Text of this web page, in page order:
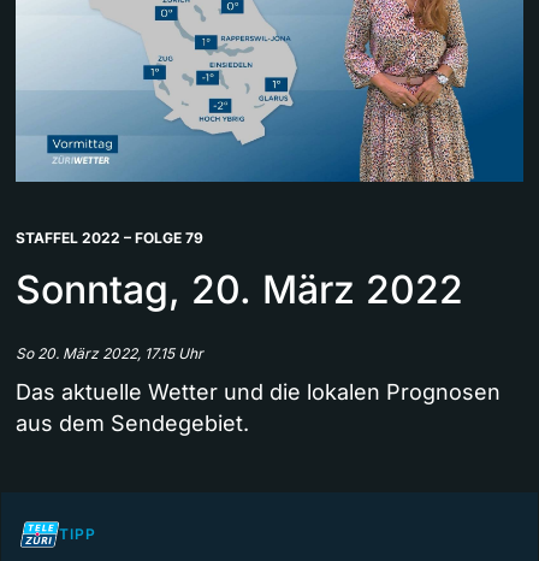
STAFFEL 2022 – FOLGE 79
Sonntag, 20. März 2022
So 20. März 2022, 17.15 Uhr
Das aktuelle Wetter und die lokalen Prognosen
aus dem Sendegebiet.
TIPP